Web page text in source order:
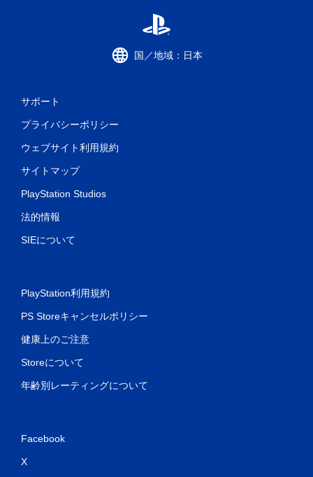
国／地域：日本
サポート
プライバシーポリシー
ウェブサイト利用規約
サイトマップ
PlayStation Studios
法的情報
SIEについて
PlayStation利用規約
PS Storeキャンセルポリシー
健康上のご注意
Storeについて
年齢別レーティングについて
Facebook
X